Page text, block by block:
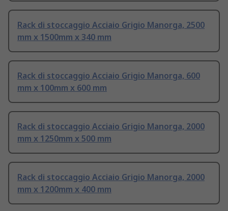
Rack di stoccaggio Acciaio Grigio Manorga, 2500
mm x 1500mm x 340 mm
Rack di stoccaggio Acciaio Grigio Manorga, 600
mm x 100mm x 600 mm
Rack di stoccaggio Acciaio Grigio Manorga, 2000
mm x 1250mm x 500 mm
Rack di stoccaggio Acciaio Grigio Manorga, 2000
mm x 1200mm x 400 mm